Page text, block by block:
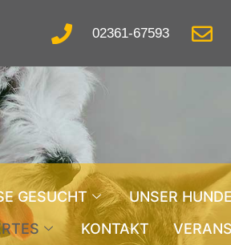
02361-67593
GESUCHT UNSER
KONTAKT